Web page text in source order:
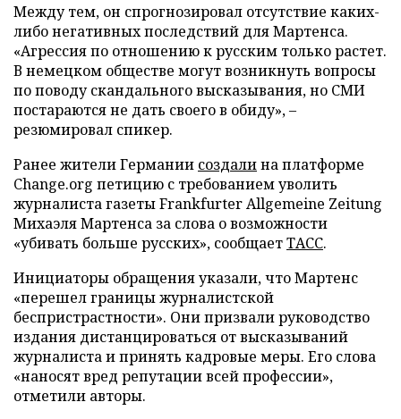
Между тем, он спрогнозировал отсутствие каких-
либо негативных последствий для Мартенса.
«Агрессия по отношению к русским только растет.
В немецком обществе могут возникнуть вопросы
по поводу скандального высказывания, но СМИ
постараются не дать своего в обиду», –
резюмировал спикер.
Ранее жители Германии создалина платформе
Change.org петицию с требованием уволить
журналиста газеты Frankfurter Allgemeine Zeitung
Михаэля Мартенса за слова о возможности
«убивать больше русских», сообщаетТАСС.
Инициаторы обращения указали, что Мартенс
«перешел границы журналистской
беспристрастности». Они призвали руководство
издания дистанцироваться от высказываний
журналиста и принять кадровые меры. Его слова
«наносят вред репутации всей профессии»,
отметили авторы.